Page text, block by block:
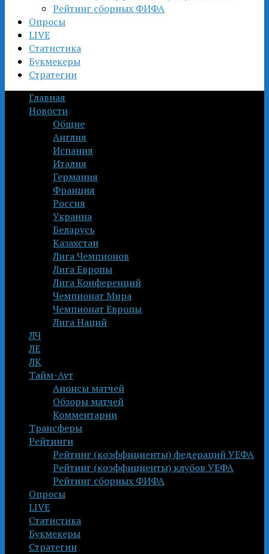
Рейтинг сборных ФИФА
Опросы
LIVE
Статистика
Букмекеры
Стратегии
Главная
Новости
Общие
Англия
Испания
Италия
Германия
Франция
Россия
Украина
Беларусь
Казахстан
Лига Чемпионов
Лига Европы
Лига Конференций
Чемпионат Мира
Чемпионат Европы
Лига Наций
ЛЧ
ЛЕ
ЛК
Тайм-Аут
Анонсы матчей
Обзоры матчей
Комментарии
Трансферы
Рейтинги
Рейтинг (коэффициенты) федераций УЕФА
Рейтинг (коэффициенты) клубов УЕФА
Рейтинг сборных ФИФА
Опросы
LIVE
Статистика
Букмекеры
Стратегии